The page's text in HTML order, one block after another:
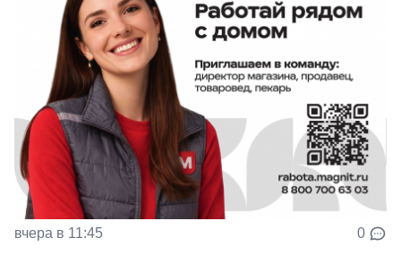
вчера в 11:45 0